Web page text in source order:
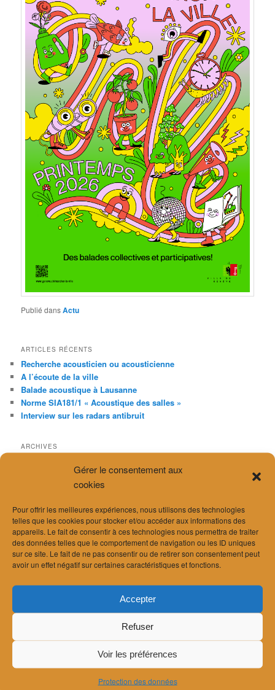
Gérer le consentement aux
cookies
Pour offrir les meilleures expériences, nous utilisons des technologies
telles que les cookies pour stocker et/ou accéder aux informations des
appareils. Le fait de consentir à ces technologies nous permettra de traiter
des données telles que le comportement de navigation ou les ID uniques
sur ce site. Le fait de ne pas consentir ou de retirer son consentement peut
avoir un effet négatif sur certaines caractéristiques et fonctions.
Accepter
Refuser
Voir les préférences
Protection des données
Publié dansActu
ARTICLES RÉCENTS
Recherche acousticien ou acousticienne
A l’écoute de la ville
Balade acoustique à Lausanne
Norme SIA181/1 « Acoustique des salles »
Interview sur les radars antibruit
ARCHIVES
janvier 2026
décembre 2025
novembre 2025
octobre 2025
juillet 2025
février 2025
novembre 2024
août 2024
juin 2024